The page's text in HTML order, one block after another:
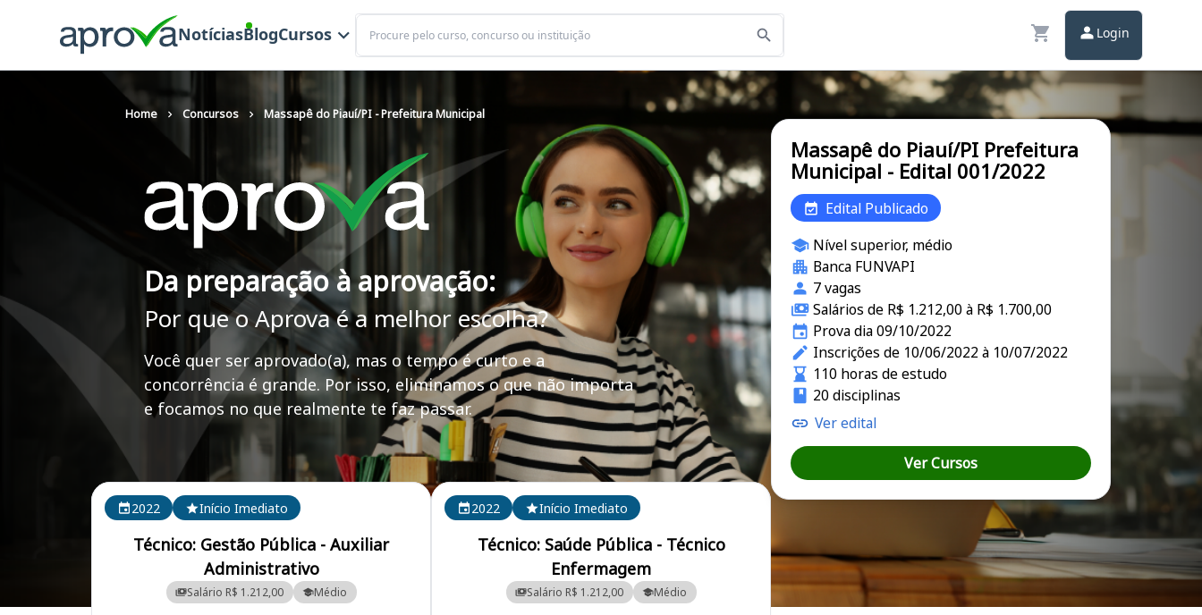
NotíciasBlogCursos
Buscar
Login
Home Concursos Massapê do Piauí/PI - Prefeitura Municipal
Da preparação à aprovação:
Por que o Aprova é a melhor escolha?
Você quer ser aprovado(a), mas o tempo é curto e a
concorrência é grande. Por isso, eliminamos o que não importa
e focamos no que realmente te faz passar.
Cursos em destaque para passar no concurso
2022
Início Imediato
Técnico: Gestão Pública - Auxiliar
Administrativo
Salário R$ 1.212,00 Médio
2022 Início Imediato
Técnico: Saúde Pública - Técnico
Enfermagem
Salário R$ 1.212,00 Médio
Massapê do Piauí/PI Prefeitura
Municipal - Edital 001/2022
Edital Publicado
Nível superior, médio
Banca FUNVAPI
7 vagas
Salários de R$ 1.212,00 à R$ 1.700,00
Prova dia 09/10/2022
Inscrições de 10/06/2022 à 10/07/2022
110 horas de estudo
20 disciplinas
Ver edital
Ver Cursos